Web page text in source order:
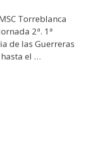
Torreblanca
2ª. 1ª
de las Guerreras
el …